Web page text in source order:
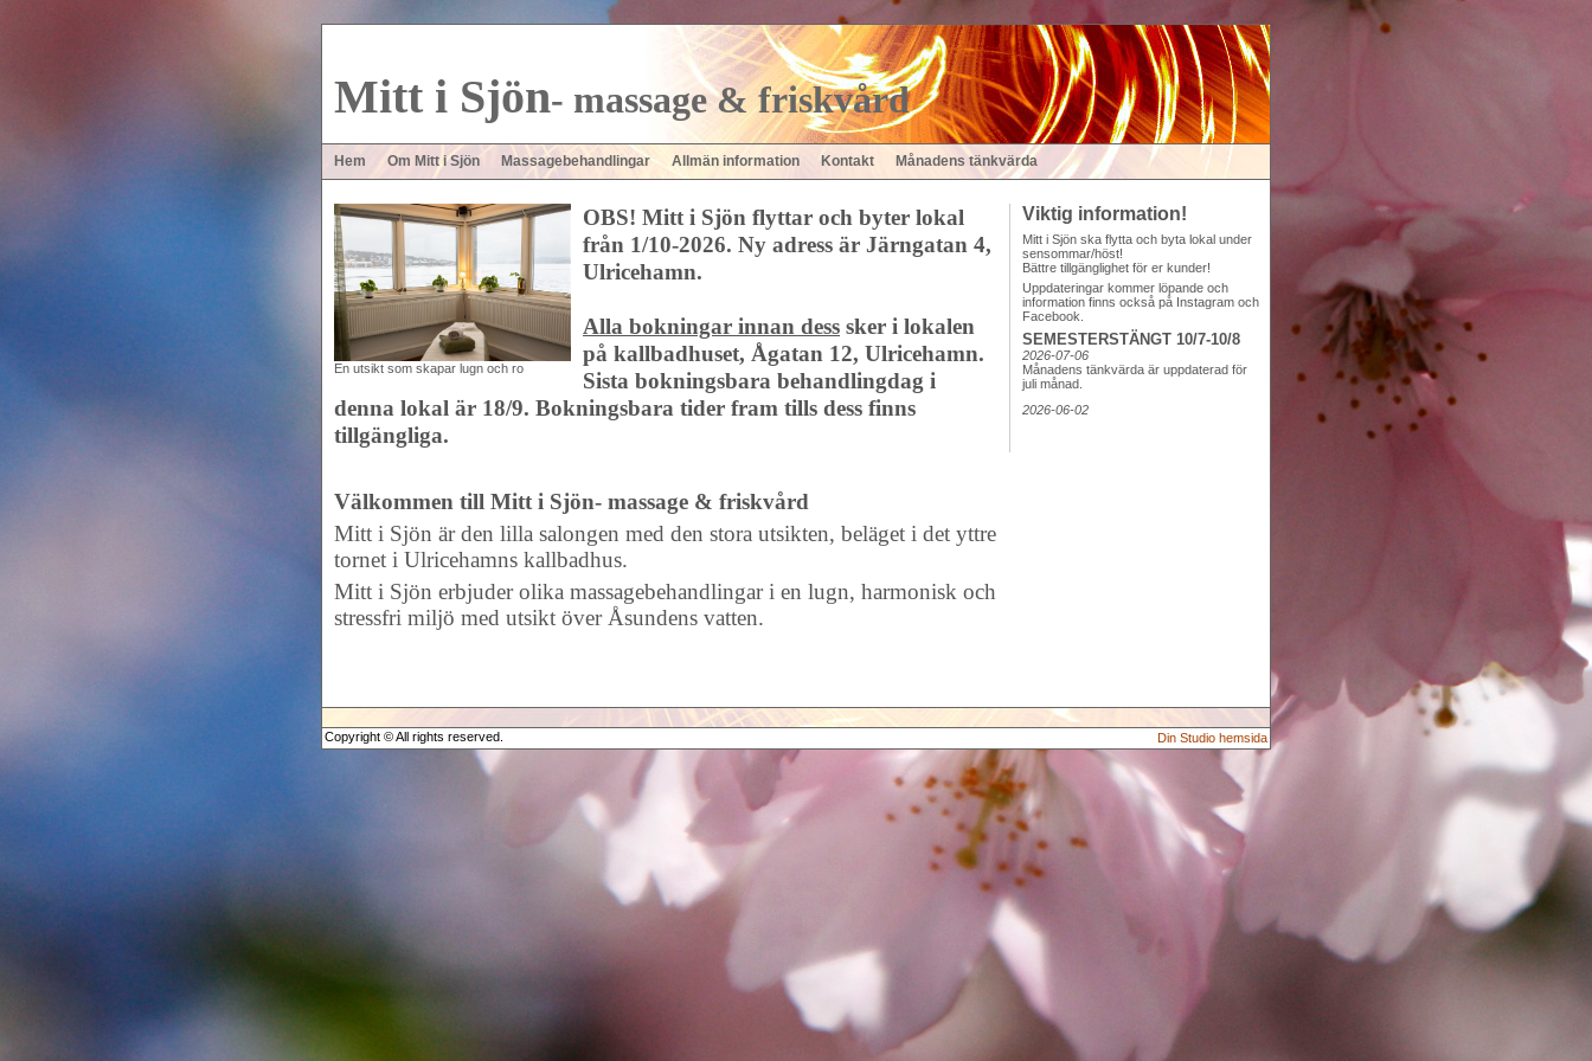
Mitt i Sjön- massage & friskvård
Hem Om Mitt i Sjön Massagebehandlingar Allmän information Kontakt Månadens tänkvärda
En utsikt som skapar lugn och ro
OBS! Mitt i Sjön flyttar och byter lokal
från 1/10-2026. Ny adress är Järngatan 4,
Ulricehamn.
Alla bokningar innan dess sker i lokalen
på kallbadhuset, Ågatan 12, Ulricehamn.
Sista bokningsbara behandlingdag i
denna lokal är 18/9. Bokningsbara tider fram tills dess finns
tillgängliga.
Välkommen till Mitt i Sjön- massage & friskvård
Mitt i Sjön är den lilla salongen med den stora utsikten, beläget i det yttre
tornet i Ulricehamns kallbadhus.
Mitt i Sjön erbjuder olika massagebehandlingar i en lugn, harmonisk och
stressfri miljö med utsikt över Åsundens vatten.
Viktig information!
Mitt i Sjön ska flytta och byta lokal under
sensommar/höst!
Bättre tillgänglighet för er kunder!
Uppdateringar kommer löpande och
information finns också på Instagram och
Facebook.
SEMESTERSTÄNGT 10/7-10/8
2026-07-06
Månadens tänkvärda är uppdaterad för
juli månad.
2026-06-02
Copyright © All rights reserved. Din Studio hemsida